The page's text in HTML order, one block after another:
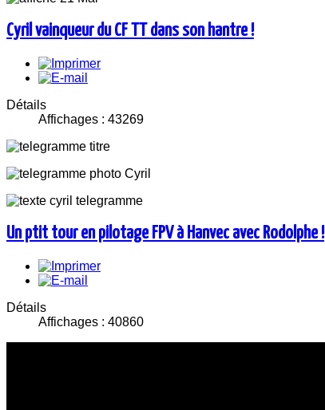
Cyril vainqueur du CF TT dans son hantre !
Détails
Affichages : 43269
Un ptit tour en pilotage FPV à Hanvec avec Rodolphe !
Détails
Affichages : 40860